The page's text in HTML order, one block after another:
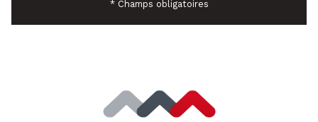
* Champs obligatoires